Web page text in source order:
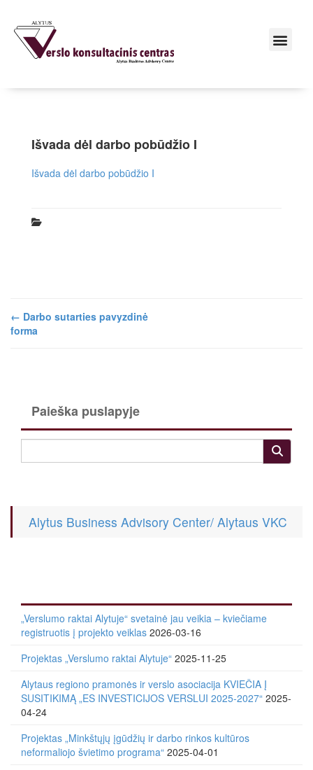
Išvada dėl darbo pobūdžio I
Išvada dėl darbo pobūdžio I
← Darbo sutarties pavyzdinė
forma
Paieška puslapyje
Alytus Business Advisory Center/ Alytaus VKC
„Verslumo raktai Alytuje“ svetainė jau veikia – kviečiame
registruotis į projekto veiklas 2026-03-16
Projektas „Verslumo raktai Alytuje“ 2025-11-25
Alytaus regiono pramonės ir verslo asociacija KVIEČIA Į
SUSITIKIMĄ „ES INVESTICIJOS VERSLUI 2025-2027“ 2025-
04-24
Projektas „Minkštųjų įgūdžių ir darbo rinkos kultūros
neformaliojo švietimo programa“ 2025-04-01